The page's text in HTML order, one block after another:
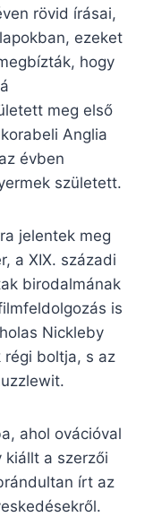
rövid írásai,
ezeket
hogy
meg első
Anglia
évben
született.
jelentek meg
a XIX. századi
birodalmának
is
Nickleby
régi boltja, s az
ahol ovációval
a szerzői
írt az